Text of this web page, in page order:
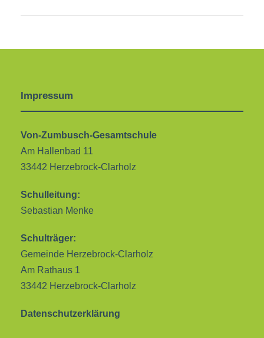
Impressum
Von-Zumbusch-Gesamtschule
Am Hallenbad 11
33442 Herzebrock-Clarholz
Schulleitung:
Sebastian Menke
Schulträger:
Gemeinde Herzebrock-Clarholz
Am Rathaus 1
33442 Herzebrock-Clarholz
Datenschutzerklärung